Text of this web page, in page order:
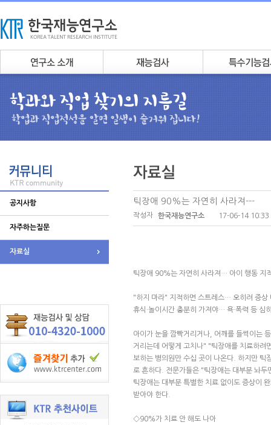
공지사항
자주하는질문
자료실
틱장애 90%는 자연히 사라져---
작성자 한국재능연구소 17-06-14 10:33
틱장애 90%는 자연히 사라져… 아이 행동 지
"하지 마라" 지적하면 스트레스… 오히려 증상
휴식·놀이시간 충분히 가져야… 욕·폭력 등 심
아이가 눈을 깜빡거리거나, 어깨를 들썩이는
거리는데 어떻게 고치나" "틱장애를 치료하려
보하는 병의원만 수십 곳이 나온다. 하지만
로 흔하다. 전문가들은 "틱장애는 대부분 놔
틱장애는 대부분 특별한 치료 없이도 증상이
받아야 한다.
◇90%가 치료 안 해도 나아